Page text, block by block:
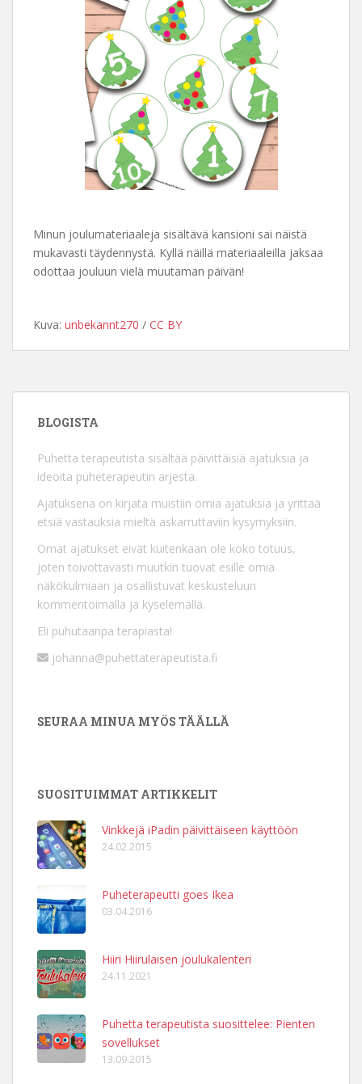
Minun joulumateriaaleja sisältävä kansioni sai näistä
mukavasti täydennystä. Kyllä näillä materiaaleilla jaksaa
odottaa jouluun vielä muutaman päivän!
Kuva: unbekannt270 / CC BY
BLOGISTA
Puhetta terapeutista sisältää päivittäisiä ajatuksia ja
ideoita puheterapeutin arjesta.
Ajatuksena on kirjata muistiin omia ajatuksia ja yrittää
etsiä vastauksia mieltä askarruttaviin kysymyksiin.
Omat ajatukset eivät kuitenkaan ole koko totuus,
joten toivottavasti muutkin tuovat esille omia
näkökulmiaan ja osallistuvat keskusteluun
kommentoimalla ja kyselemällä.
Eli puhutaanpa terapiasta!
johanna@puhettaterapeutista.fi
SEURAA MINUA MYÖS TÄÄLLÄ
SUOSITUIMMAT ARTIKKELIT
Vinkkejä iPadin päivittäiseen käyttöön
24.02.2015
Puheterapeutti goes Ikea
03.04.2016
Hiiri Hiirulaisen joulukalenteri
24.11.2021
Puhetta terapeutista suosittelee: Pienten
sovellukset
13.09.2015